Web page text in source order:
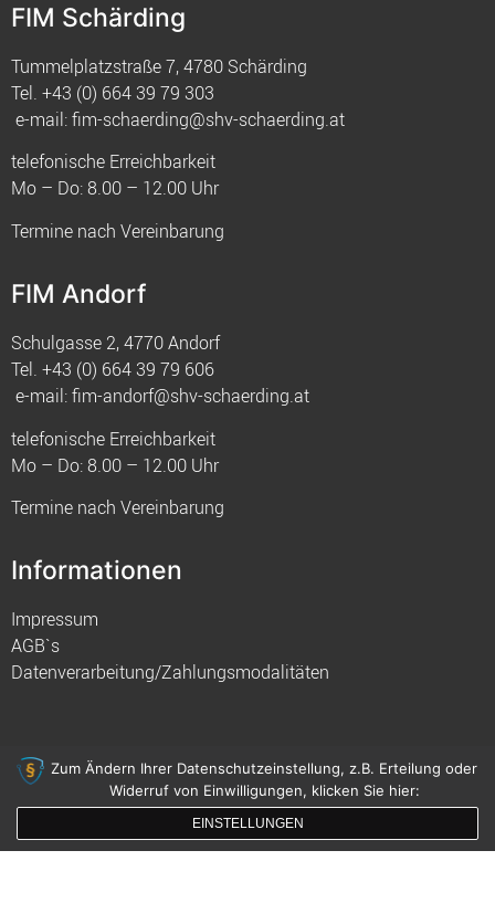
FIM Schärding
Tummelplatzstraße 7, 4780 Schärding
Tel. +43 (0) 664 39 79 303
e-mail:fim-schaerding@shv-schaerding.at
telefonische Erreichbarkeit
Mo – Do: 8.00 – 12.00 Uhr
Termine nach Vereinbarung
FIM Andorf
Schulgasse 2, 4770 Andorf
Tel. +43 (0) 664 39 79 606
e-mail:fim-andorf@shv-schaerding.at
telefonische Erreichbarkeit
Mo – Do: 8.00 – 12.00 Uhr
Termine nach Vereinbarung
Informationen
Impressum
AGB`s
Datenverarbeitung/Zahlungsmodalitäten
© 2021 FIM
gemacht mit von innDesign
Zum Ändern Ihrer Datenschutzeinstellung, z.B. Erteilung oder
Widerruf von Einwilligungen, klicken Sie hier:
EINSTELLUNGEN